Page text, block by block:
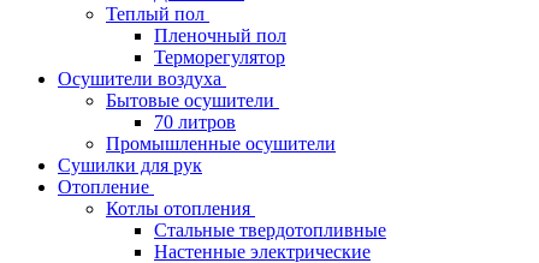
Теплый пол
Пленочный пол
Терморегулятор
Осушители воздуха
Бытовые осушители
70 литров
Промышленные осушители
Сушилки для рук
Отопление
Котлы отопления
Стальные твердотопливные
Настенные электрические